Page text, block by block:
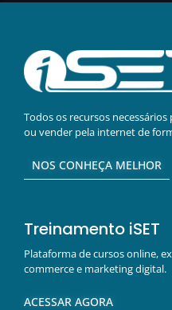
Todos os recursos
ou vender pela internet de
NOS CONHEÇA MELHOR
Treinamento iSET
Plataforma de cursos online,
commerce e marketing digital.
ACESSAR AGORA